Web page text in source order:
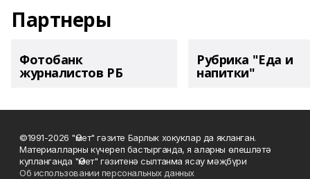
Партнеры
Фотобанк
журналистов РБ
Рубрика "Еда и
напитки"
©1991-2026 "Өмет" гәзите Барлык хокуклар да якланган.
Материалларны күчереп бастырганда, я аларны өлешләтә
кулланганда "Өмет" гәзитенә сылтанма ясау мәҗбүри
Об использовании персональных данных